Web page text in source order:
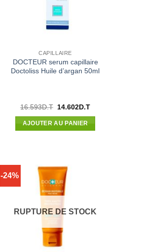
CAPILLAIRE
DOCTEUR serum capillaire
Doctoliss Huile d’argan 50ml
16.593D.T Le
initial
était :
14.602D.TLe
AJOUTER AU PANIER
-24%
RUPTURE DE STOCK